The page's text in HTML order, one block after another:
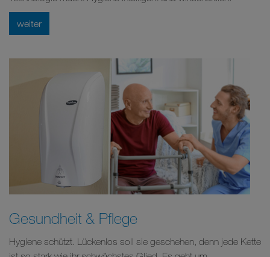
weiter
Gesundheit & Pflege
Hygiene schützt. Lückenlos soll sie geschehen, denn jede Kette